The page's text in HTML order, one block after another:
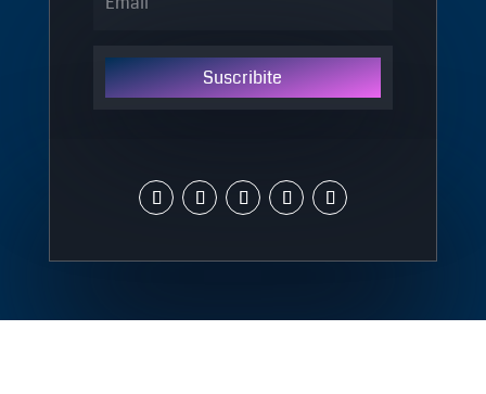
Suscribite